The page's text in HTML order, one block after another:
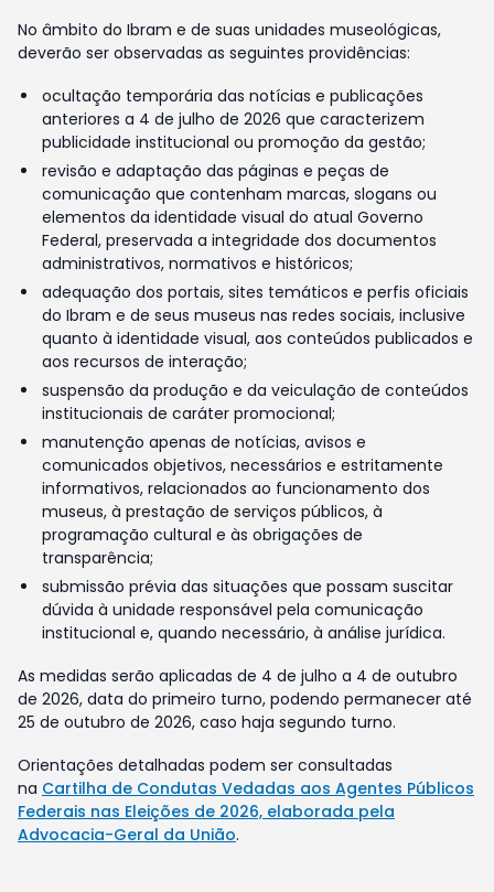
No âmbito do Ibram e de suas unidades museológicas,
deverão ser observadas as seguintes providências:
ocultação temporária das notícias e publicações
anteriores a 4 de julho de 2026 que caracterizem
publicidade institucional ou promoção da gestão;
revisão e adaptação das páginas e peças de
comunicação que contenham marcas, slogans ou
elementos da identidade visual do atual Governo
Federal, preservada a integridade dos documentos
administrativos, normativos e históricos;
adequação dos portais, sites temáticos e perfis oficiais
do Ibram e de seus museus nas redes sociais, inclusive
quanto à identidade visual, aos conteúdos publicados e
aos recursos de interação;
suspensão da produção e da veiculação de conteúdos
institucionais de caráter promocional;
manutenção apenas de notícias, avisos e
comunicados objetivos, necessários e estritamente
informativos, relacionados ao funcionamento dos
museus, à prestação de serviços públicos, à
programação cultural e às obrigações de
transparência;
submissão prévia das situações que possam suscitar
dúvida à unidade responsável pela comunicação
institucional e, quando necessário, à análise jurídica.
As medidas serão aplicadas de 4 de julho a 4 de outubro
de 2026, data do primeiro turno, podendo permanecer até
25 de outubro de 2026, caso haja segundo turno.
Orientações detalhadas podem ser consultadas
na Cartilha de Condutas Vedadas aos Agentes Públicos
Federais nas Eleições de 2026, elaborada pela
Advocacia-Geral da União.